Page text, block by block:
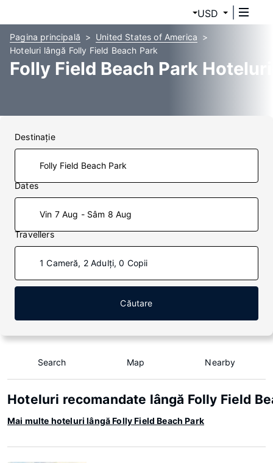
USD
Pagina principală
United States of America
Hoteluri lângă Folly Field Beach Park
Folly Field Beach Park Hoteluri
Destinaţie
Dates
Vin 7 Aug - Sâm 8 Aug
Travellers
1 Cameră, 2 Adulți, 0 Copii
Căutare
Search Map Nearby
Hoteluri recomandate lângă Folly Field
Mai multe hoteluri lângă Folly Field Beach Park